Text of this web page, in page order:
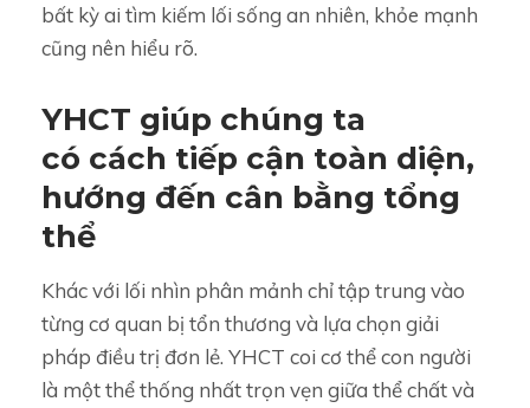
bất kỳ ai tìm kiếm lối sống an nhiên, khỏe mạnh
cũng nên hiểu rõ.
YHCT giúp chúng ta
có cách tiếp cận toàn diện,
hướng đến cân bằng tổng
thể
Khác với lối nhìn phân mảnh chỉ tập trung vào
từng cơ quan bị tổn thương và lựa chọn giải
pháp điều trị đơn lẻ. YHCT coi cơ thể con người
là một thể thống nhất trọn vẹn giữa thể chất và